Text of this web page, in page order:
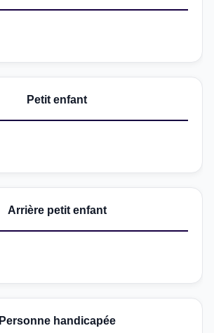
Petit enfant
Arrière petit enfant
Personne handicapée